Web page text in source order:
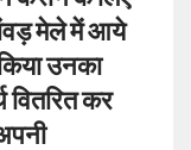
मेले में आये
उनका
वितरित कर